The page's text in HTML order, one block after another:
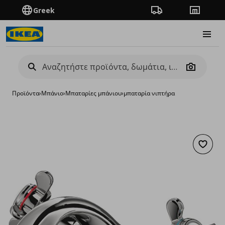
Greek Πορεία παραγγελίας
Camera
Προϊόντα›Μπάνιο›Μπαταρίες μπάνιου›μπαταρία νιπτήρα